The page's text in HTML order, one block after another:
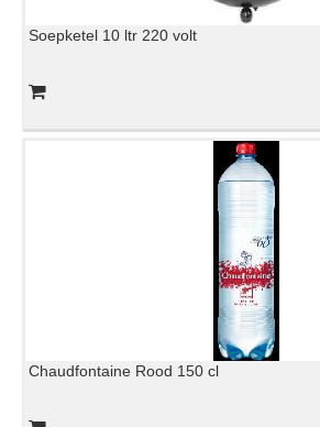
Soepketel 10 ltr 220 volt
Chaudfontaine Rood 150 cl